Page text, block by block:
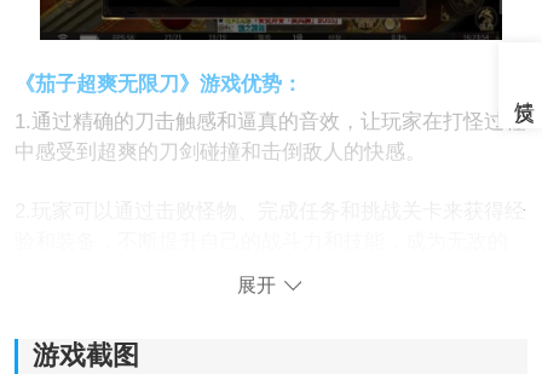
《茄子超爽无限刀》游戏优势：
1.通过精确的刀击触感和逼真的音效，让玩家在打怪过程
中感受到超爽的刀剑碰撞和击倒敌人的快感。
2.玩家可以通过击败怪物、完成任务和挑战关卡来获得经
连招，使战斗更加流畅和策略化。
展开
游戏截图